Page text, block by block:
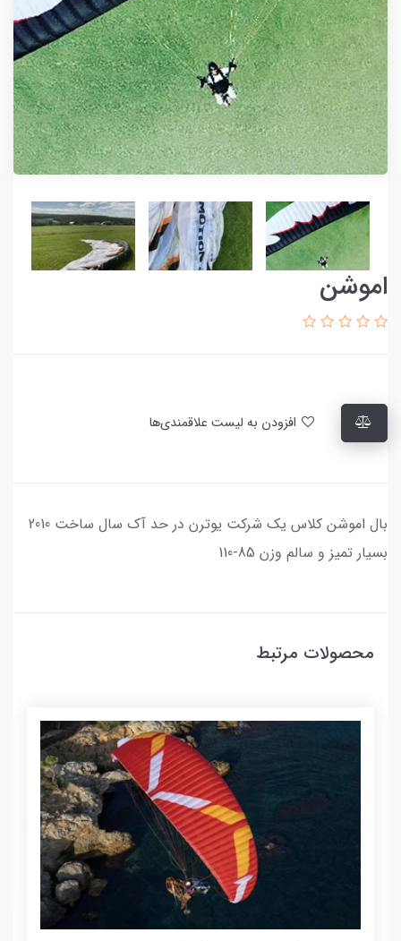
اموشن
بال اموشن کلاس یک شرکت یوترن در حد آک سال ساخت 2010
بسیار تمیز و سالم وزن 85-110
محصولات مرتبط